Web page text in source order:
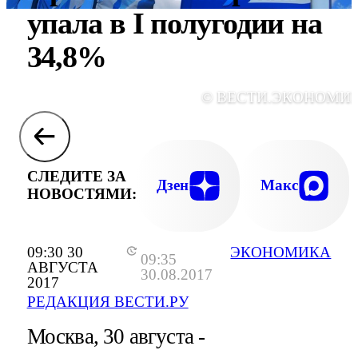
09:30 30
АВГУСТА
2017
09:35
30.08.2017
РЕДАКЦИЯ ВЕСТИ.РУ
ЭКОНОМИКА
упала в I полугодии на
34,8%
©
СЛЕДИТЕ ЗА
НОВОСТЯМИ:
Дзен Макс
Москва, 30 августа -